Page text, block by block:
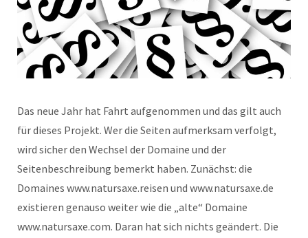
Das neue Jahr hat Fahrt aufgenommen und das gilt auch
für dieses Projekt. Wer die Seiten aufmerksam verfolgt,
wird sicher den Wechsel der Domaine und der
Seitenbeschreibung bemerkt haben. Zunächst: die
Domaines www.natursaxe.reisen und www.natursaxe.de
existieren genauso weiter wie die „alte“ Domaine
www.natursaxe.com. Daran hat sich nichts geändert. Die